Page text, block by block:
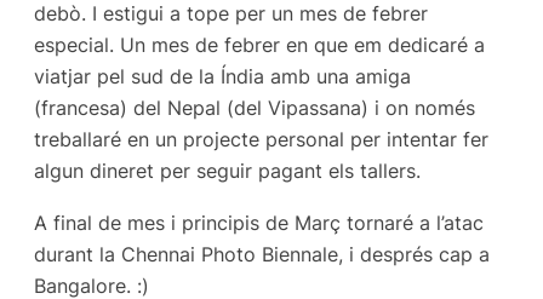
debò. I estigui a tope per un mes de febrer
especial. Un mes de febrer en que em dedicaré a
viatjar pel sud de la Índia amb una amiga
(francesa) del Nepal (del Vipassana) i on només
treballaré en un projecte personal per intentar fer
algun dineret per seguir pagant els tallers.
A final de mes i principis de Març tornaré a l’atac
durant la Chennai Photo Biennale, i després cap a
Bangalore. :)